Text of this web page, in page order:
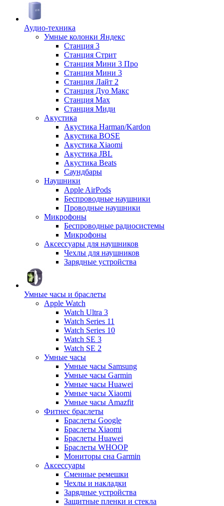
Аудио-техника
Умные колонки Яндекс
Станция 3
Станция Стрит
Станция Мини 3 Про
Станция Мини 3
Станция Лайт 2
Станция Дуо Макс
Станция Max
Станция Миди
Акустика
Акустика Harman/Kardon
Акустика BOSE
Акустика Xiaomi
Акустика JBL
Акустика Beats
Саундбары
Наушники
Apple AirPods
Беспроводные наушники
Проводные наушники
Микрофоны
Беспроводные радиосистемы
Микрофоны
Аксессуары для наушников
Чехлы для наушников
Зарядные устройства
Умные часы и браслеты
Apple Watch
Watch Ultra 3
Watch Series 11
Watch Series 10
Watch SE 3
Watch SE 2
Умные часы
Умные часы Samsung
Умные часы Garmin
Умные часы Huawei
Умные часы Xiaomi
Умные часы Amazfit
Фитнес браслеты
Браслеты Google
Браслеты Xiaomi
Браслеты Huawei
Браслеты WHOOP
Мониторы сна Garmin
Аксессуары
Сменные ремешки
Чехлы и накладки
Зарядные устройства
Защитные пленки и стекла